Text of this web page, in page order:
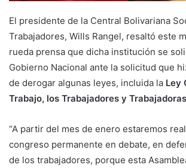
El presidente de la Central Bolivariana
Trabajadores, Wills Rangel, resaltó este
rueda prensa que dicha institución se
Gobierno Nacional ante la solicitud que
de derogar algunas leyes, incluida la Ley
Trabajo, los Trabajadores y
“A partir del mes de enero estaremos
congreso permanente en debate, en
de los trabajadores, porque esta